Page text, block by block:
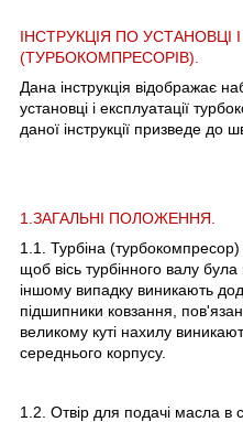
ІНСТРУКЦІЯ ПО УСТАНОВЦІ
(ТУРБОКОМПРЕСОРІВ).
Дана інструкція відображає
установці і експлуатації
даної інструкції призведе до
1.ЗАГАЛЬНІ ПОЛОЖЕННЯ.
1.1. Турбіна
щоб вісь турбінного валу
іншому випадку виникають
підшипники ковзання,
великому куті нахилу
середнього корпусу.
1.2. Отвір для подачі масла в